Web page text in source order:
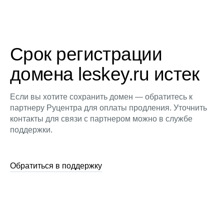
Срок регистрации
домена leskey.ru истек
Если вы хотите сохранить домен — обратитесь к
партнеру Руцентра для оплаты продления. Уточнить
контакты для связи с партнером можно в службе
поддержки.
Обратиться в поддержку